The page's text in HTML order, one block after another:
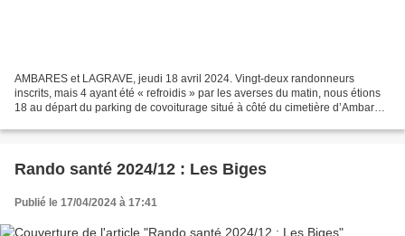
AMBARES et LAGRAVE, jeudi 18 avril 2024. Vingt-deux randonneurs
inscrits, mais 4 ayant été « refroidis » par les averses du matin, nous étions
18 au départ du parking de covoiturage situé à côté du cimetière d’Ambares.
Rando santé 2024/12 : Les Biges
Publié le 17/04/2024 à 17:41